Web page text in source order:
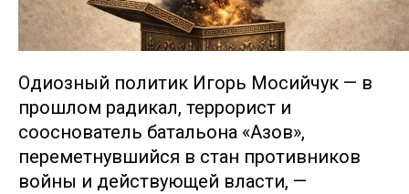
Одиозный политик Игорь Мосийчук — в
прошлом радикал, террорист и
сооснователь батальона «Азов»,
переметнувшийся в стан противников
войны и действующей власти, —